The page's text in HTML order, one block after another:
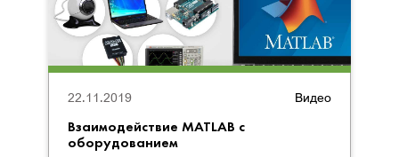
Видео
Взаимодействие MATLAB с
оборудованием
22.11.2019